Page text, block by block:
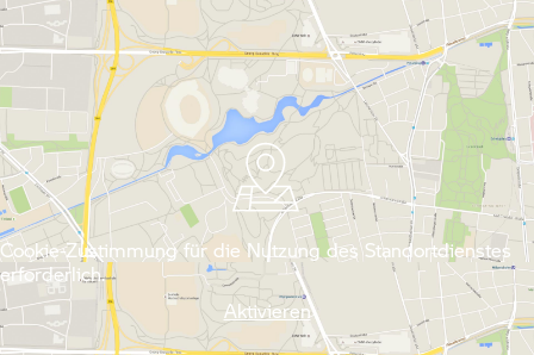
Cookie-Zustimmung für die Nutzung des Standortdienstes
erforderlich.
Aktivieren